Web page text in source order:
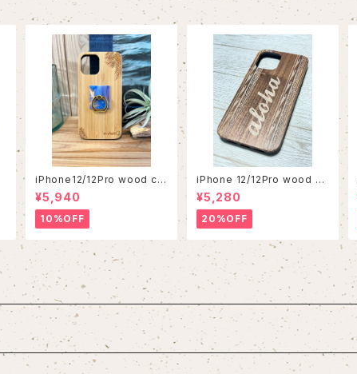
iPhone12/12Pro wood ca
se
¥5,940
10%OFF
iPhone 12/12Pro wood ca
se
¥5,280
20%OFF